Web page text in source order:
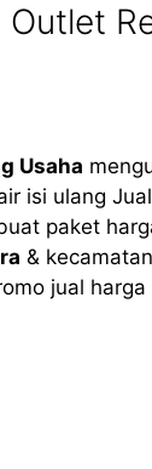
Usaha
isi ulang
paket
&
jual